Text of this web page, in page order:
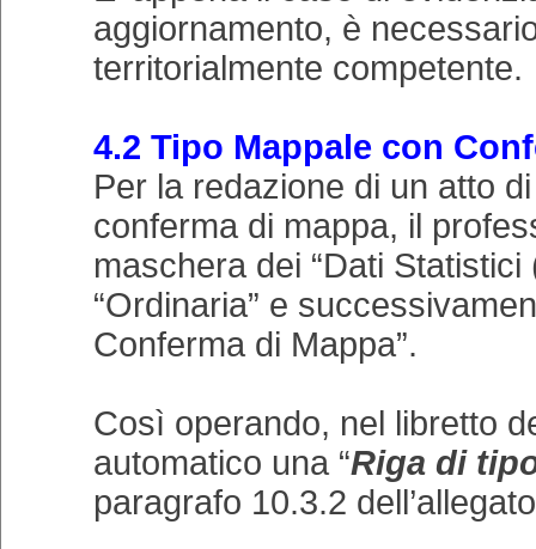
aggiornamento, è
territorialmente competente.
4.2 Tipo Mappale con
Per la redazione di un atto
conferma di mappa, il
maschera dei “Dati
“Ordinaria” e
Conferma di Mappa”.
Così operando, nel libretto
automatico una “Riga di
paragrafo 10.3.2